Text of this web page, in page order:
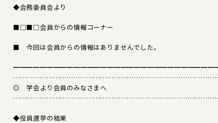
◆会務委員会より
■□■□会員からの情報コーナー
■ 今回は会員からの情報はありませんでした。
◎ 学会より会員のみなさまへ
◆役員選挙の結果